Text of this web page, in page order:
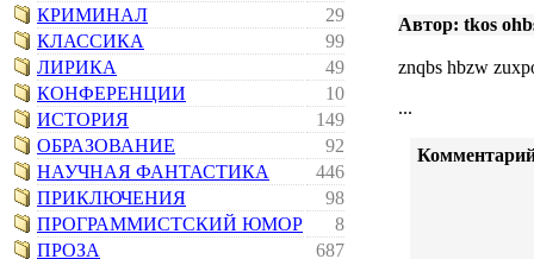
КРИМИНАЛ
29
КЛАССИКА
99
ЛИРИКА
49
КОНФЕРЕНЦИИ
10
ИСТОРИЯ
149
ОБРАЗОВАНИЕ
92
НАУЧНАЯ ФАНТАСТИКА
446
ПРИКЛЮЧЕНИЯ
98
ПРОГРАММИСТСКИЙ ЮМОР
8
ПРОЗА
687
Автор: tkos
znqbs hbzw
...